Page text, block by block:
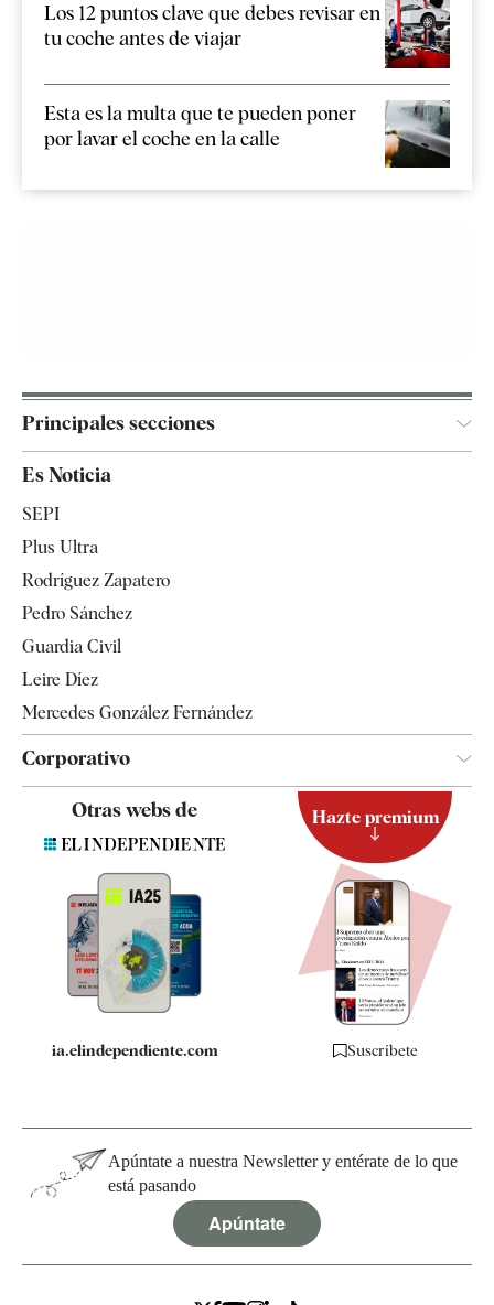
Los 12 puntos clave que debes revisar en
tu coche antes de viajar
Esta es la multa que te pueden poner
por lavar el coche en la calle
Principales secciones
España
Televisión
Es Noticia
SEPI
Plus Ultra
Rodríguez Zapatero
Pedro Sánchez
Guardia Civil
Leire Díez
Mercedes González Fernández
Corporativo
Contacto
Quiénes somos
Especificaciones
Otras webs de
ia.elindependiente.com
Hazte premium
Suscríbete
Apúntate a nuestra Newsletter y entérate de lo que
está pasando
Apúntate